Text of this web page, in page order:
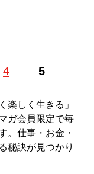
4 5
療や知的財産権関
ら、「国家の政策
ラ社会に与える影
ている。2016年に
提起した「外国人
会でも議論の対象
った。著書に『
楽しく生きる」
ガ会員限定で毎
。仕事・お金・
秘訣が見つかり